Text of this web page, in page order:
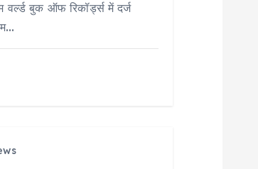
वर्ल्ड बुक ऑफ रिकॉर्ड्स में दर्ज